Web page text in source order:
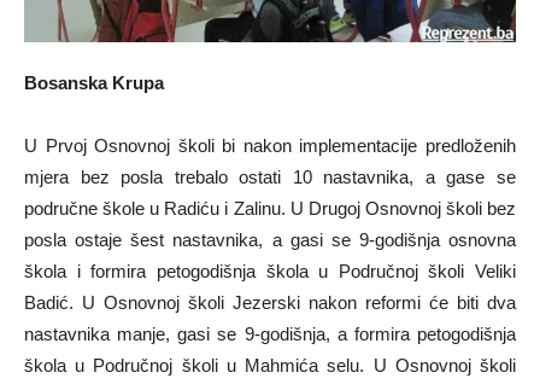
Bosanska Krupa
U Prvoj Osnovnoj školi bi nakon implementacije predloženih
mjera bez posla trebalo ostati 10 nastavnika, a gase se
područne škole u Radiću i Zalinu. U Drugoj Osnovnoj školi bez
posla ostaje šest nastavnika, a gasi se 9-godišnja osnovna
škola i formira petogodišnja škola u Područnoj školi Veliki
Badić. U Osnovnoj školi Jezerski nakon reformi će biti dva
nastavnika manje, gasi se 9-godišnja, a formira petogodišnja
škola u Područnoj školi u Mahmića selu. U Osnovnoj školi